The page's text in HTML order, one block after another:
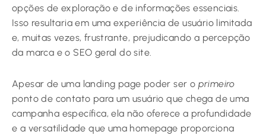
opções de exploração e de informações essenciais.
Isso resultaria em uma experiência de usuário limitada
e, muitas vezes, frustrante, prejudicando a percepção
da marca e o SEO geral do site.
Apesar de uma landing page poder ser o primeiro
ponto de contato para um usuário que chega de uma
campanha específica, ela não oferece a profundidade
e a versatilidade que uma homepage proporciona